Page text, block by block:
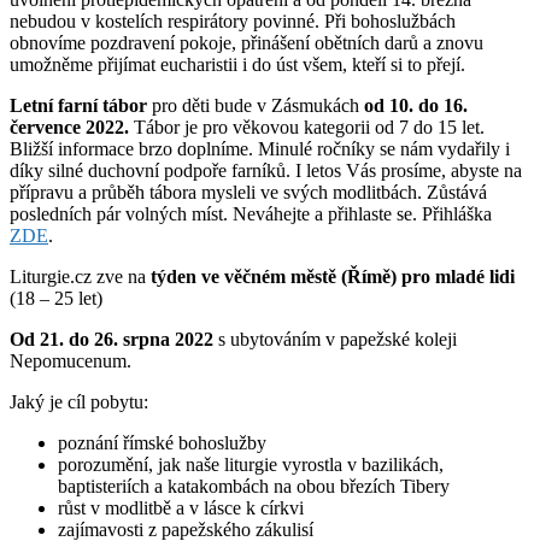
nebudou v kostelích respirátory povinné. Při bohoslužbách
obnovíme pozdravení pokoje, přinášení obětních darů a znovu
umožněme přijímat eucharistii i do úst všem, kteří si to přejí.
Letní farní tábor pro děti bude v Zásmukách od 10. do 16.
července 2022. Tábor je pro věkovou kategorii od 7 do 15 let.
Bližší informace brzo doplníme. Minulé ročníky se nám vydařily i
díky silné duchovní podpoře farníků. I letos Vás prosíme, abyste na
přípravu a průběh tábora mysleli ve svých modlitbách. Zůstává
posledních pár volných míst. Neváhejte a přihlaste se. Přihláška
ZDE.
Liturgie.cz zve na týden ve věčném městě (Římě) pro mladé lidi
(18 – 25 let)
Od 21. do 26. srpna 2022 s ubytováním v papežské koleji
Nepomucenum.
Jaký je cíl pobytu:
poznání římské bohoslužby
porozumění, jak naše liturgie vyrostla v bazilikách,
baptisteriích a katakombách na obou březích Tibery
růst v modlitbě a v lásce k církvi
zajímavosti z papežského zákulisí